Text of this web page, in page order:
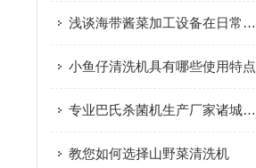
浅谈海带酱菜加工设备在日常生活中的重要性
小鱼仔清洗机具有哪些使用特点
专业巴氏杀菌机生产厂家诸城市放心食品机械有限公司
教您如何选择山野菜清洗机